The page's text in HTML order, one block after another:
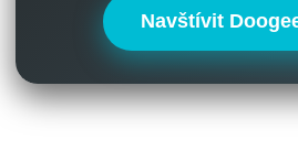
Navštívit